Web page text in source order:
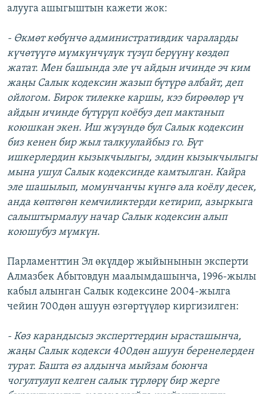
алууга ашыгыштын кажети жок:
- Өкмөт көбүнчө административдик чараларды
күчөтүүгө мүмкүнчүлүк түзүп берүүнү көздөп
жатат. Мен башында эле үч айдын ичинде эч ким
жаңы Салык кодексин жазып бүтүрө албайт, деп
ойлогом. Бирок тилекке каршы, кээ бирөөлөр үч
айдын ичинде бүтүрүп коёбуз деп мактанып
коюшкан экен. Иш жүзүндө бул Салык кодексин
биз кенен бир жыл талкуулайбыз го. Бүт
ишкерлердин кызыкчылыгы, элдин кызыкчылыгы
мына ушул Салык кодексинде камтылган. Кайра
эле шашылып, момунчанчы күнгө ала коёлу десек,
анда көптөгөн кемчиликтерди кетирип, азыркыга
салыштырмалуу начар Салык кодексин алып
коюшубуз мүмкүн.
Парламенттин Эл өкүлдөр жыйынынын эксперти
Алмазбек Абытовдун маалымдашынча, 1996-жылы
кабыл алынган Салык кодексине 2004-жылга
чейин 700дөн ашуун өзгөртүүлөр киргизилген:
- Көз карандысыз эксперттердин ырасташынча,
жаңы Салык кодекси 400дөн ашуун беренелерден
турат. Башта өз алдынча мыйзам боюнча
чогултулуп келген салык түрлөрү бир жерге